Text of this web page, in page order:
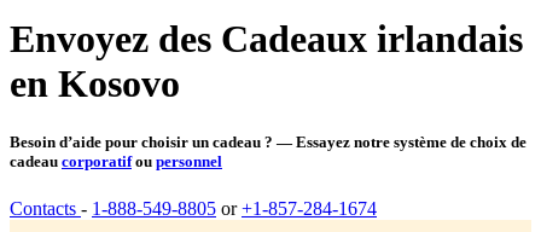
Envoyez des Cadeaux irlandais
en Kosovo
Besoin d’aide pour choisir un cadeau ? — Essayez notre système de choix de
cadeau corporatifou personnel
Contacts - 1-888-549-8805 or+1-857-284-1674